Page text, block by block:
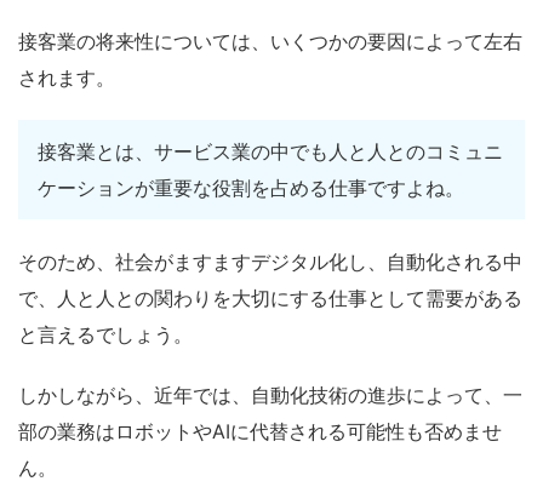
接客業の将来性については、いくつかの要因によって左右
されます。
接客業とは、サービス業の中でも人と人とのコミュニ
ケーションが重要な役割を占める仕事ですよね。
そのため、社会がますますデジタル化し、自動化される中
で、人と人との関わりを大切にする仕事として需要がある
と言えるでしょう。
しかしながら、近年では、自動化技術の進歩によって、一
部の業務はロボットやAIに代替される可能性も否めませ
ん。